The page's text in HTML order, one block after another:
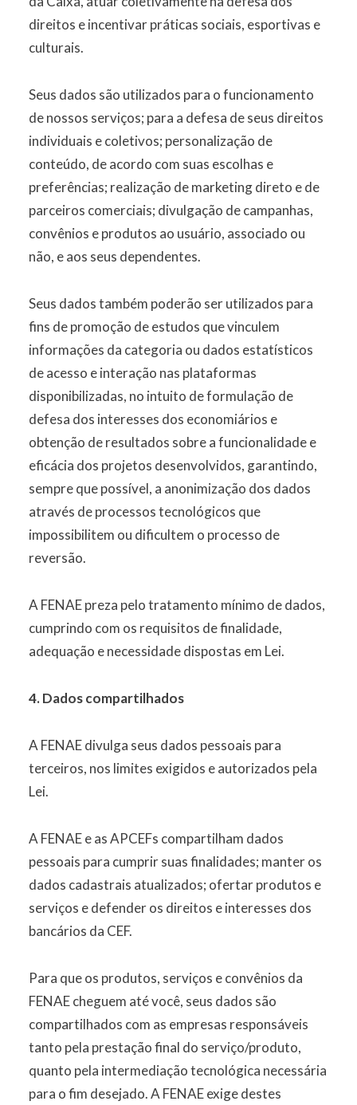
direitos e incentivar práticas sociais, esportivas e
culturais.
Seus dados são utilizados para o funcionamento
de nossos serviços; para a defesa de seus direitos
individuais e coletivos; personalização de
conteúdo, de acordo com suas escolhas e
preferências; realização de marketing direto e de
parceiros comerciais; divulgação de campanhas,
convênios e produtos ao usuário, associado ou
não, e aos seus dependentes.
Seus dados também poderão ser utilizados para
fins de promoção de estudos que vinculem
informações da categoria ou dados estatísticos
de acesso e interação nas plataformas
disponibilizadas, no intuito de formulação de
defesa dos interesses dos economiários e
obtenção de resultados sobre a funcionalidade e
eficácia dos projetos desenvolvidos, garantindo,
sempre que possível, a anonimização dos dados
através de processos tecnológicos que
impossibilitem ou dificultem o processo de
reversão.
A FENAE preza pelo tratamento mínimo de dados,
cumprindo com os requisitos de finalidade,
adequação e necessidade dispostas em Lei.
4. Dados compartilhados
A FENAE divulga seus dados pessoais para
terceiros, nos limites exigidos e autorizados pela
Lei.
A FENAE e as APCEFs compartilham dados
pessoais para cumprir suas finalidades; manter os
dados cadastrais atualizados; ofertar produtos e
serviços e defender os direitos e interesses dos
bancários da CEF.
Para que os produtos, serviços e convênios da
FENAE cheguem até você, seus dados são
compartilhados com as empresas responsáveis
tanto pela prestação final do serviço/produto,
quanto pela intermediação tecnológica necessária
para o fim desejado. A FENAE exige destes